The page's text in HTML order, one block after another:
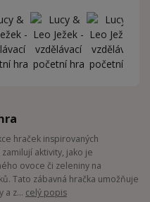
hraček inspirovaných
aktivity, jako je
ovoce či zeleniny na
Tato zábavná hračka umožňuje
a z... celý popis